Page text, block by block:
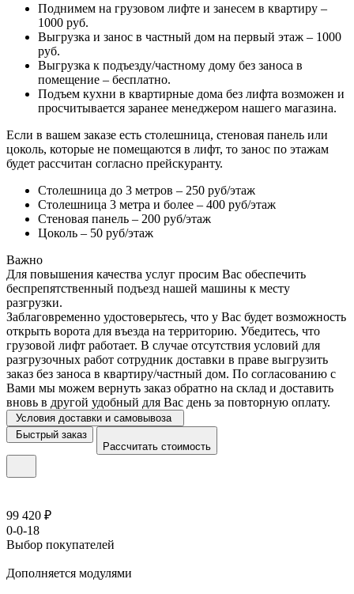
Поднимем на грузовом лифте и занесем в квартиру –
1000 руб.
Выгрузка и занос в частный дом на первый этаж – 1000
руб.
Выгрузка к подъезду/частному дому без заноса в
помещение – бесплатно.
Подъем кухни в квартирные дома без лифта возможен и
просчитывается заранее менеджером нашего магазина.
Если в вашем заказе есть столешница, стеновая панель или
цоколь, которые не помещаются в лифт, то занос по этажам
будет рассчитан согласно прейскуранту.
Столешница до 3 метров – 250 руб/этаж
Столешница 3 метра и более – 400 руб/этаж
Стеновая панель – 200 руб/этаж
Цоколь – 50 руб/этаж
Важно
Для повышения качества услуг просим Вас обеспечить
беспрепятственный подъезд нашей машины к месту
разгрузки.
Заблаговременно удостоверьтесь, что у Вас будет возможность
открыть ворота для въезда на территорию. Убедитесь, что
грузовой лифт работает. В случае отсутствия условий для
разгрузочных работ сотрудник доставки в праве выгрузить
заказ без заноса в квартиру/частный дом. По согласованию с
Вами мы можем вернуть заказ обратно на склад и доставить
вновь в другой удобный для Вас день за повторную оплату.
Условия доставки и самовывоза
Быстрый заказ
Рассчитать стоимость
99 420 ₽
0-0-18
Выбор покупателей
Дополняется модулями